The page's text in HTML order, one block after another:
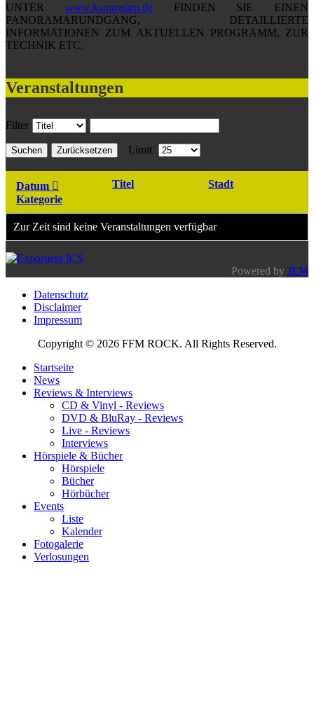
UNTER www.kammgarn.deFINDEN SIE EINEN
PANORAMARUNDGANG, DETAILLIERTE
INFORMATIONEN ZUM AKTUELLEN PROGRAMM, ZUR
TECHNIK ETC.
Veranstaltungen
Filter
Suchen Zurücksetzen Limit
Datum Titel
Stadt
Kategorie
Zur Zeit sind keine Veranstaltungen verfügbar
Powered by JEM
Datenschutz
Disclaimer
Impressum
Copyright © 2026 FFM ROCK. All Rights Reserved.
Startseite
News
Reviews & Interviews
CD & Vinyl - Reviews
DVD & BluRay - Reviews
Live - Reviews
Interviews
Hörspiele & Bücher
Hörspiele
Bücher
Hörbücher
Events
Liste
Kalender
Fotogalerie
Verlosungen